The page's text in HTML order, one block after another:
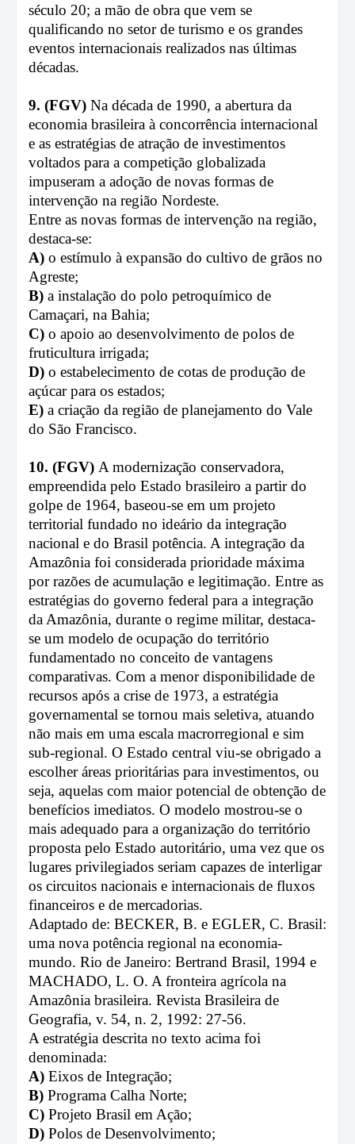
século 20; a mão de obra que vem se
qualificando no setor de turismo e os grandes
eventos internacionais realizados nas últimas
décadas.
9. (FGV) Na década de 1990, a abertura da
economia brasileira à concorrência internacional
e as estratégias de atração de investimentos
voltados para a competição globalizada
impuseram a adoção de novas formas de
intervenção na região Nordeste.
Entre as novas formas de intervenção na região,
destaca-se:
A) o estímulo à expansão do cultivo de grãos no
Agreste;
B) a instalação do polo petroquímico de
Camaçari, na Bahia;
C) o apoio ao desenvolvimento de polos de
fruticultura irrigada;
D) o estabelecimento de cotas de produção de
açúcar para os estados;
E) a criação da região de planejamento do Vale
do São Francisco.
10. (FGV) A modernização conservadora,
empreendida pelo Estado brasileiro a partir do
golpe de 1964, baseou-se em um projeto
territorial fundado no ideário da integração
nacional e do Brasil potência. A integração da
Amazônia foi considerada prioridade máxima
por razões de acumulação e legitimação. Entre as
estratégias do governo federal para a integração
da Amazônia, durante o regime militar, destaca-
se um modelo de ocupação do território
fundamentado no conceito de vantagens
comparativas. Com a menor disponibilidade de
recursos após a crise de 1973, a estratégia
governamental se tornou mais seletiva, atuando
não mais em uma escala macrorregional e sim
sub-regional. O Estado central viu-se obrigado a
escolher áreas prioritárias para investimentos, ou
seja, aquelas com maior potencial de obtenção de
benefícios imediatos. O modelo mostrou-se o
mais adequado para a organização do território
proposta pelo Estado autoritário, uma vez que os
lugares privilegiados seriam capazes de interligar
os circuitos nacionais e internacionais de fluxos
financeiros e de mercadorias.
Adaptado de: BECKER, B. e EGLER, C. Brasil:
uma nova potência regional na economia-
mundo. Rio de Janeiro: Bertrand Brasil, 1994 e
MACHADO, L. O. A fronteira agrícola na
Amazônia brasileira. Revista Brasileira de
Geografia, v. 54, n. 2, 1992: 27-56.
A estratégia descrita no texto acima foi
denominada:
A) Eixos de Integração;
B) Programa Calha Norte;
C) Projeto Brasil em Ação;
D) Polos de Desenvolvimento;